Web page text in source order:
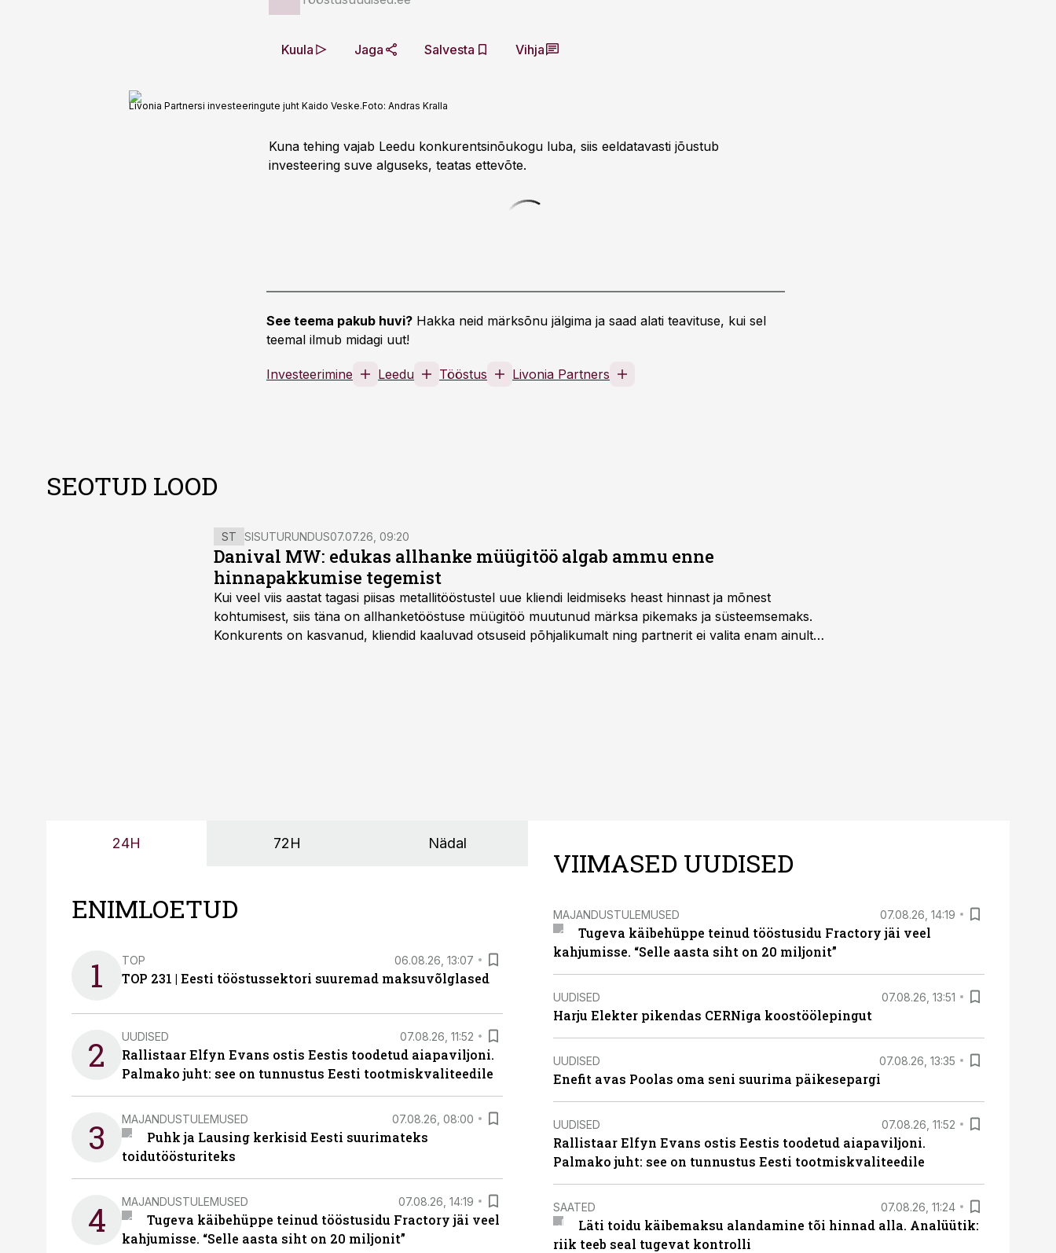
Kuula Jaga Salvesta Vihja
Livonia Partnersi investeeringute juht Kaido Veske.Foto: Andras Kralla
Kuna tehing vajab Leedu konkurentsinõukogu luba, siis eeldatavasti jõustub
investeering suve alguseks, teatas ettevõte.
See teema pakub huvi? Hakka neid märksõnu jälgima ja saad alati teavituse, kui sel
teemal ilmub midagi uut!
Investeerimine Leedu Tööstus Livonia Partners
SEOTUD LOOD
ST SISUTURUNDUS07.07.26, 09:20
Danival MW: edukas allhanke müügitöö algab ammu enne
hinnapakkumise tegemist
Kui veel viis aastat tagasi piisas metallitööstustel uue kliendi leidmiseks heast hinnast ja mõnest
kohtumisest, siis täna on allhanketööstuse müügitöö muutunud märksa pikemaks ja süsteemsemaks.
Konkurents on kasvanud, kliendid kaaluvad otsuseid põhjalikumalt ning partnerit ei valita enam ainult
24H 72H Nädal
ENIMLOETUD
1 TOP 06.08.26, 13:07
TOP 231 | Eesti tööstussektori suuremad maksuvõlglased
2 UUDISED 07.08.26, 11:52
Rallistaar Elfyn Evans ostis Eestis toodetud aiapaviljoni.
Palmako juht: see on tunnustus Eesti tootmiskvaliteedile
3 MAJANDUSTULEMUSED 07.08.26, 08:00
Puhk ja Lausing kerkisid Eesti suurimateks
toidutöösturiteks
4 MAJANDUSTULEMUSED 07.08.26, 14:19
Tugeva käibehüppe teinud tööstusidu Fractory jäi veel
kahjumisse. “Selle aasta siht on 20 miljonit”
VIIMASED UUDISED
MAJANDUSTULEMUSED 07.08.26, 14:19
Tugeva käibehüppe teinud tööstusidu Fractory jäi veel
kahjumisse. “Selle aasta siht on 20 miljonit”
UUDISED 07.08.26, 13:51
Harju Elekter pikendas CERNiga koostöölepingut
UUDISED 07.08.26, 13:35
Enefit avas Poolas oma seni suurima päikesepargi
UUDISED 07.08.26, 11:52
Rallistaar Elfyn Evans ostis Eestis toodetud aiapaviljoni.
Palmako juht: see on tunnustus Eesti tootmiskvaliteedile
SAATED 07.08.26, 11:24
Läti toidu käibemaksu alandamine tõi hinnad alla. Analüütik:
riik teeb seal tugevat kontrolli